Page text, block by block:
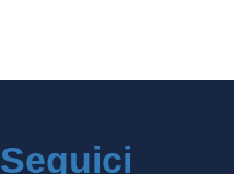
Seguici